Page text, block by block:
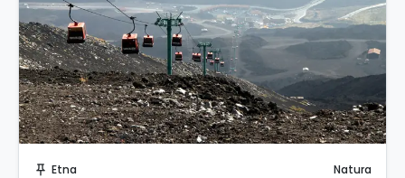
push_pin Etna Natura